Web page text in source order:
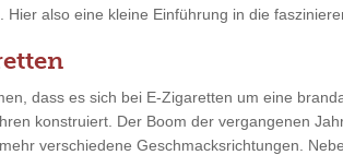
also eine kleine Einführung in die
dass es sich bei E-Zigaretten um eine
konstruiert. Der Boom der vergangenen
verschiedene Geschmacksrichtungen.